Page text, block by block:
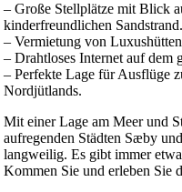
– Große Stellplätze mit Blick
kinderfreundlichen Sandstrand.
– Vermietung von
– Drahtloses Internet auf dem
– Perfekte Lage für Ausflüge
Nordjütlands.
Mit einer Lage am Meer und
aufregenden Städten Sæby
langweilig. Es gibt immer
Kommen Sie und erleben Sie